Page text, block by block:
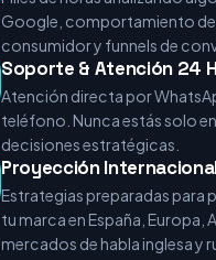
Google, comportamiento
consumidor y funnels de
Soporte & Atención 24
Atención directa por
teléfono. Nunca estás solo
decisiones estratégicas.
Proyección
Estrategias preparadas para
tu marca en España, Europa,
mercados de habla inglesa y